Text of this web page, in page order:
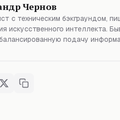
Чернов
с техническим бэкграундом,
искусственного интеллекта.
подачу